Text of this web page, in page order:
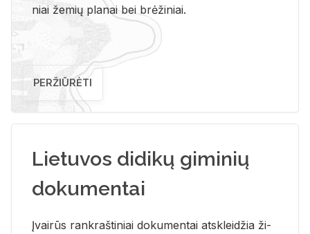
niai že­mių pla­nai bei brė­ži­niai.
PERŽIŪRĖTI
Lietuvos didikų giminių
dokumentai
Įvai­rūs rank­raš­ti­niai do­ku­men­tai at­sklei­džia ži­